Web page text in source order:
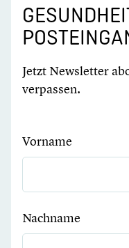
Jetzt Newsletter
verpassen.
Vorname
Nachname